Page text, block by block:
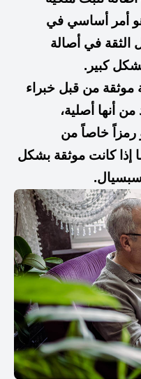
هو أمر أساسي في
الثقة في أصالة
كبير.
موثقة من قبل خبراء
أنها أصلية،
رمزاً خاصاً من
إذا كانت موثقة بشكل